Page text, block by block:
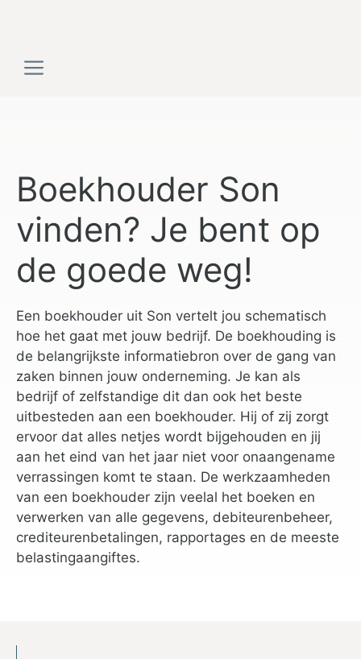
inhoudMenu
Boekhouder Son
vinden? Je bent op
de goede weg!
Een boekhouder uit Son vertelt jou schematisch
hoe het gaat met jouw bedrijf. De boekhouding is
de belangrijkste informatiebron over de gang van
zaken binnen jouw onderneming. Je kan als
bedrijf of zelfstandige dit dan ook het beste
uitbesteden aan een boekhouder. Hij of zij zorgt
ervoor dat alles netjes wordt bijgehouden en jij
aan het eind van het jaar niet voor onaangename
verrassingen komt te staan. De werkzaamheden
van een boekhouder zijn veelal het boeken en
verwerken van alle gegevens, debiteurenbeheer,
crediteurenbetalingen, rapportages en de meeste
belastingaangiftes.